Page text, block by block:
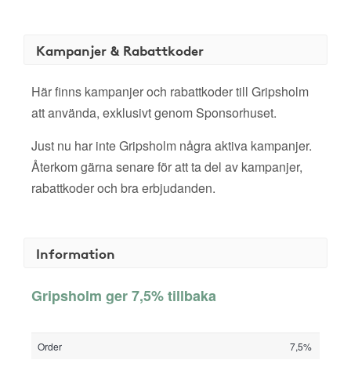
Kampanjer & Rabattkoder
Här finns kampanjer och rabattkoder till Gripsholm
att använda, exklusivt genom Sponsorhuset.
Just nu har inte Gripsholm några aktiva kampanjer.
Återkom gärna senare för att ta del av kampanjer,
rabattkoder och bra erbjudanden.
Information
Gripsholm ger 7,5% tillbaka
Order 7,5%